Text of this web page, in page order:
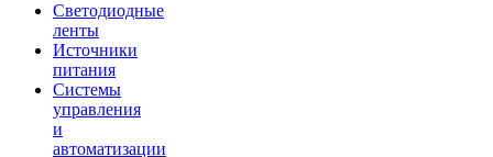
Светодиодные
ленты
Источники
питания
Системы
управления
и
автоматизации